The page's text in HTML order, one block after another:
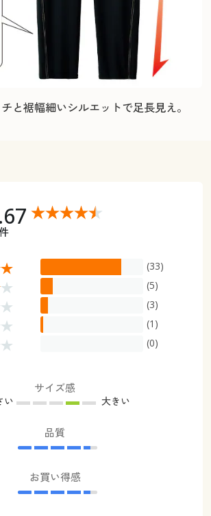
と裾幅細いシルエットで足長見え。
(33)
(5)
(3)
(1)
(0)
サイズ感
い 大きい
品質
お買い得感